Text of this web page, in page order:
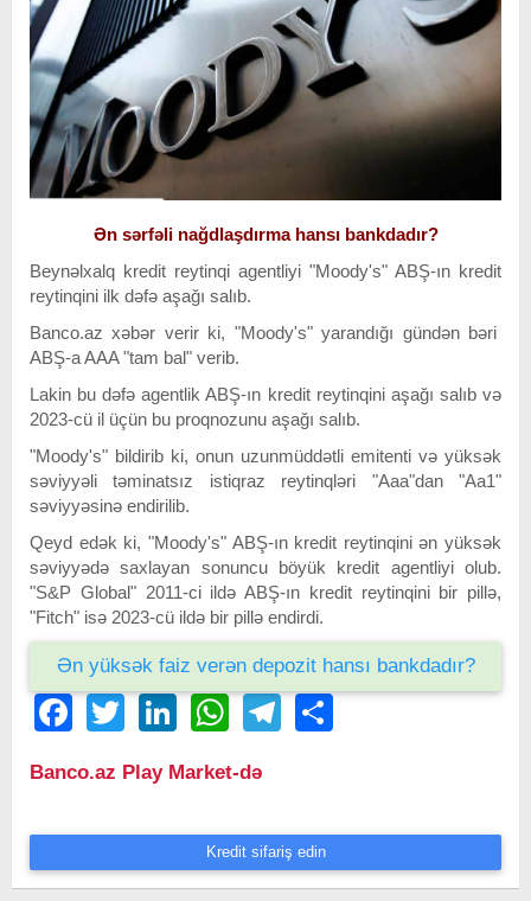
Ən sərfəli nağdlaşdırma hansı bankdadır?
Beynəlxalq kredit reytinqi agentliyi "Moody's" ABŞ-ın kredit
reytinqini ilk dəfə aşağı salıb.
Banco.az xəbər verir ki, "Moody's" yarandığı gündən bəri
ABŞ-a AAA "tam bal" verib.
Lakin bu dəfə agentlik ABŞ-ın kredit reytinqini aşağı salıb və
2023-cü il üçün bu proqnozunu aşağı salıb.
"Moody's" bildirib ki, onun uzunmüddətli emitenti və yüksək
səviyyəli təminatsız istiqraz reytinqləri "Aaa"dan "Aa1"
səviyyəsinə endirilib.
Qeyd edək ki, "Moody's" ABŞ-ın kredit reytinqini ən yüksək
səviyyədə saxlayan sonuncu böyük kredit agentliyi olub.
"S&P Global" 2011-ci ildə ABŞ-ın kredit reytinqini bir pillə,
"Fitch" isə 2023-cü ildə bir pillə endirdi.
Ən yüksək faiz verən depozit hansı bankdadır?
FacebookTwitter LinkedIn WhatsAppTelegram
Banco.az Play Market-də
Kredit sifariş edin